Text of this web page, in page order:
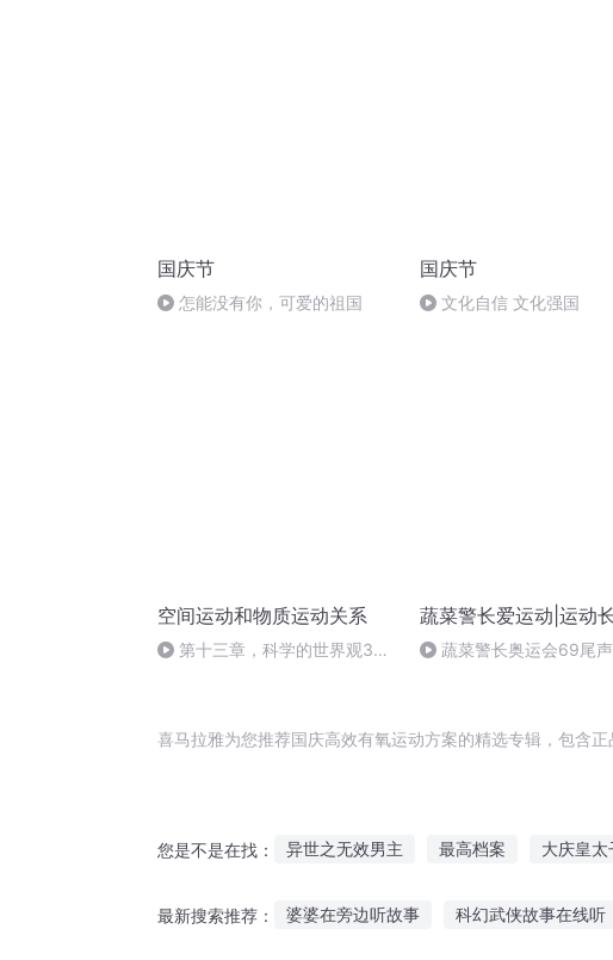
国庆节
怎能没有你，可爱的祖国
国庆节
文化自信 文化强国
空间运动和物质运动关系
第十三章，科学的世界观3，
蔬菜警长爱运动|运动
蔬菜警长奥运会69尾声
喜马拉雅为您推荐国庆高效有氧运动方案的精选专辑，包含
您是不是在找： 异世之无效男主 最高档案 大庆皇太
最新搜索推荐： 婆婆在旁边听故事 科幻武侠故事在线听